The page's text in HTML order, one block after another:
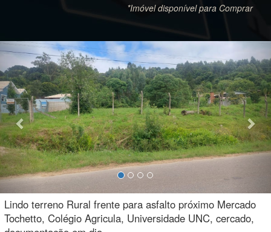
*Imóvel disponível para Comprar
Previous